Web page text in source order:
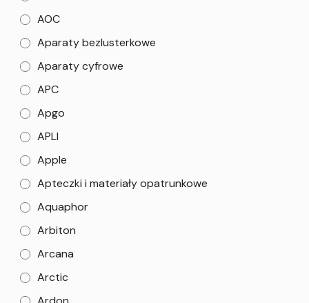
AOC
Aparaty bezlusterkowe
Aparaty cyfrowe
APC
Apgo
APLI
Apple
Apteczki i materiały opatrunkowe
Aquaphor
Arbiton
Arcana
Arctic